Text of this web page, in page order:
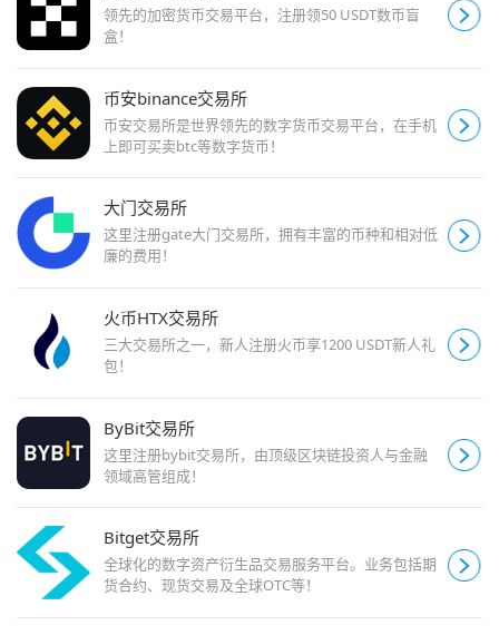
领先的加密货币交易平台，注册领50 USDT数币盲
盒！
币安binance交易所
币安交易所是世界领先的数字货币交易平台，在手机
上即可买卖btc等数字货币！
大门交易所
这里注册gate大门交易所，拥有丰富的币种和相对低
廉的费用！
火币HTX交易所
三大交易所之一，新人注册火币享1200 USDT新人礼
包！
ByBit交易所
这里注册bybit交易所，由顶级区块链投资人与金融
领域高管组成！
Bitget交易所
全球化的数字资产衍生品交易服务平台。业务包括期
货合约、现货交易及全球OTC等！